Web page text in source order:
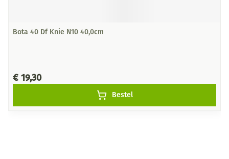
Bota 40 Df Knie N10 40,0cm
€ 19,30
Bestel